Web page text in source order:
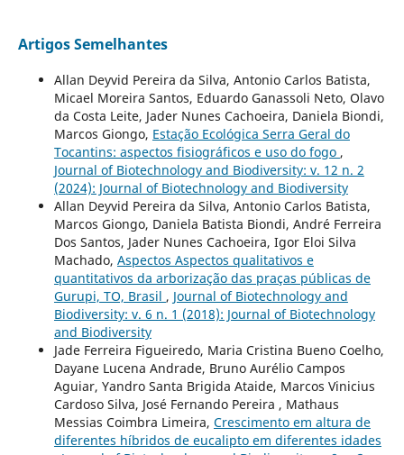
Artigos Semelhantes
Allan Deyvid Pereira da Silva, Antonio Carlos Batista,
Micael Moreira Santos, Eduardo Ganassoli Neto, Olavo
da Costa Leite, Jader Nunes Cachoeira, Daniela Biondi,
Marcos Giongo, Estação Ecológica Serra Geral do
Tocantins: aspectos fisiográficos e uso do fogo ,
Journal of Biotechnology and Biodiversity: v. 12 n. 2
(2024): Journal of Biotechnology and Biodiversity
Allan Deyvid Pereira da Silva, Antonio Carlos Batista,
Marcos Giongo, Daniela Batista Biondi, André Ferreira
Dos Santos, Jader Nunes Cachoeira, Igor Eloi Silva
Machado, Aspectos Aspectos qualitativos e
quantitativos da arborização das praças públicas de
Gurupi, TO, Brasil , Journal of Biotechnology and
Biodiversity: v. 6 n. 1 (2018): Journal of Biotechnology
and Biodiversity
Jade Ferreira Figueiredo, Maria Cristina Bueno Coelho,
Dayane Lucena Andrade, Bruno Aurélio Campos
Aguiar, Yandro Santa Brigida Ataide, Marcos Vinicius
Cardoso Silva, José Fernando Pereira , Mathaus
Messias Coimbra Limeira, Crescimento em altura de
diferentes híbridos de eucalipto em diferentes idades